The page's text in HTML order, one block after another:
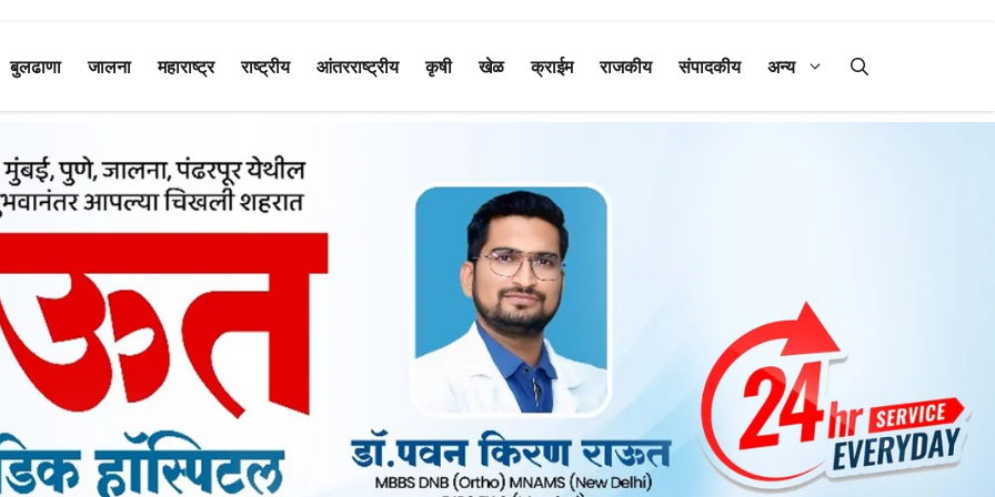
बुलढाणा जालना महाराष्ट्र राष्ट्रीय आंतरराष्ट्रीय कृषी खेळ क्राईम राजकीय संपादकीय अन्य